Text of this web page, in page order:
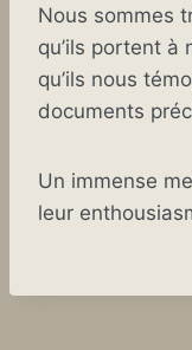
Nous sommes
qu’ils portent à
qu’ils nous
documents
Un immense
leur